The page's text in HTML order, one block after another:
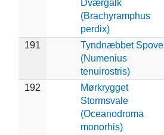
Dværgalk
(Brachyramphus
perdix)
191
Tyndnæbbet Spove
(Numenius
tenuirostris)
192
Mørkrygget
Stormsvale
(Oceanodroma
monorhis)